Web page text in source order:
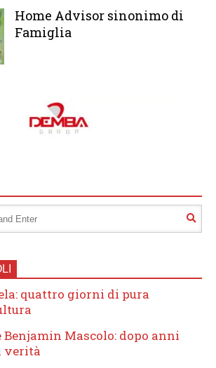
Home Advisor sinonimo di
Famiglia
quattro giorni di pura
Benjamin Mascolo: dopo anni
verità